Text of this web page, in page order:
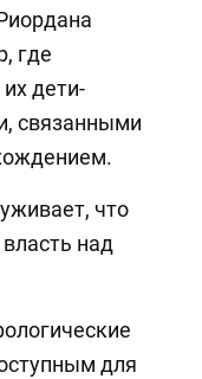
где
дети-
связанными
что
над
для